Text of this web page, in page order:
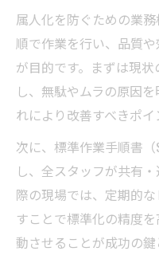
属人化を防ぐための業
順で作業を行い、品質
が目的です。まずは現
し、無駄やムラの原因
れにより改善すべきポイ
次に、標準作業手順書
し、全スタッフが共有
際の現場では、定期的
すことで標準化の精度
動させることが成功の